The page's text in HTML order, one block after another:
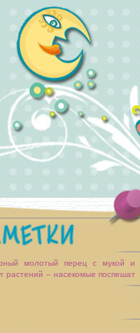
молотый перец с мукой и
растений – насекомые поспешат